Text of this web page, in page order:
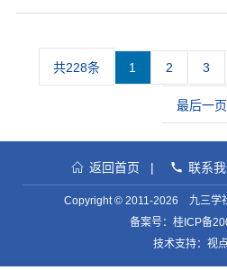
共228条 1 2 3
最后一页
返回首页 | 联系
Copyright © 2011-2026 九三学
备案号： 桂ICP备
技术支持：视